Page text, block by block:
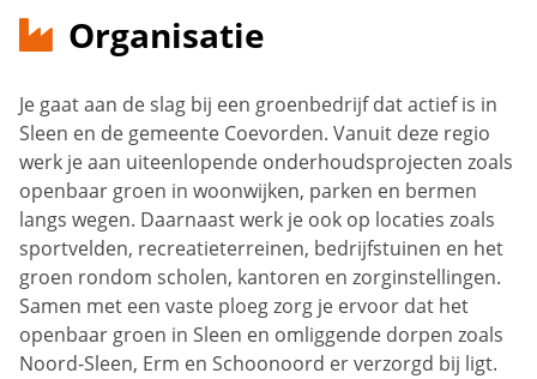
Organisatie
Je gaat aan de slag bij een groenbedrijf dat actief is in
Sleen en de gemeente Coevorden. Vanuit deze regio
werk je aan uiteenlopende onderhoudsprojecten zoals
openbaar groen in woonwijken, parken en bermen
langs wegen. Daarnaast werk je ook op locaties zoals
sportvelden, recreatieterreinen, bedrijfstuinen en het
groen rondom scholen, kantoren en zorginstellingen.
Samen met een vaste ploeg zorg je ervoor dat het
openbaar groen in Sleen en omliggende dorpen zoals
Noord-Sleen, Erm en Schoonoord er verzorgd bij ligt.